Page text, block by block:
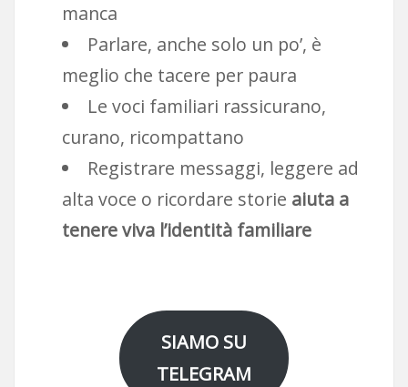
manca
Parlare, anche solo un po’, è
meglio che tacere per paura
Le voci familiari rassicurano,
curano, ricompattano
Registrare messaggi, leggere ad
alta voce o ricordare storie aiuta a
tenere viva l’identità familiare
SIAMO SU
TELEGRAM